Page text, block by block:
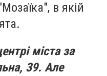
в якій
міста за
39. Але